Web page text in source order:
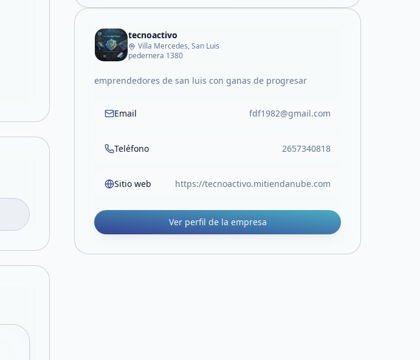
tecnoactivo
Villa Mercedes, San Luis
pedernera 1380
emprendedores de san luis con ganas de progresar
Email fdf1982@gmail.com
Teléfono 2657340818
Sitio web https://tecnoactivo.mitiendanube.com
Ver perfil de la empresa